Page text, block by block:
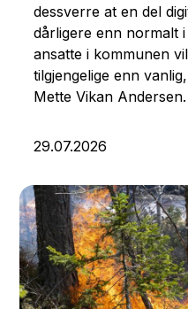
29.07.2026
dessverre at en del
dårligere enn normalt
ansatte i kommunen
tilgjengelige enn
Mette Vikan Andersen.